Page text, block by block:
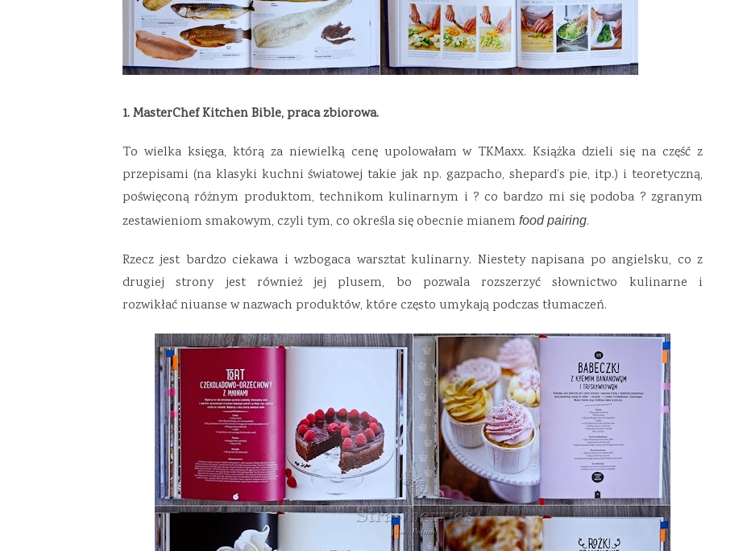
1. MasterChef Kitchen Bible, praca zbiorowa.
To wielka księga, którą za niewielką cenę upolowałam w TKMaxx. Książka dzieli się na część z
przepisami (na klasyki kuchni światowej takie jak np. gazpacho, shepard’s pie, itp.) i teoretyczną,
poświęconą różnym produktom, technikom kulinarnym i ? co bardzo mi się podoba ? zgranym
zestawieniom smakowym, czyli tym, co określa się obecnie mianem food pairing.
Rzecz jest bardzo ciekawa i wzbogaca warsztat kulinarny. Niestety napisana po angielsku, co z
drugiej strony jest również jej plusem, bo pozwala rozszerzyć słownictwo kulinarne i
rozwikłać niuanse w nazwach produktów, które często umykają podczas tłumaczeń.